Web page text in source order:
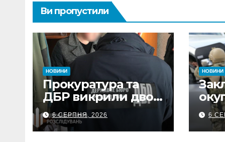
Ви пропустили
НОВИНИ
Прокуратура та
ДБР викрили двох
посадовців ДПС
Сумщини на
вимаганні
6 СЕРПНЯ, 2026
НОВИНИ
та
6